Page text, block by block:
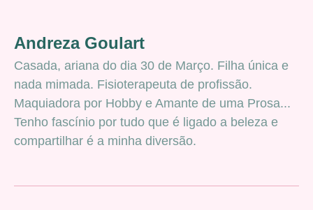
Andreza Goulart
Casada, ariana do dia 30 de Março. Filha única e
nada mimada. Fisioterapeuta de profissão.
Maquiadora por Hobby e Amante de uma Prosa...
Tenho fascínio por tudo que é ligado a beleza e
compartilhar é a minha diversão.